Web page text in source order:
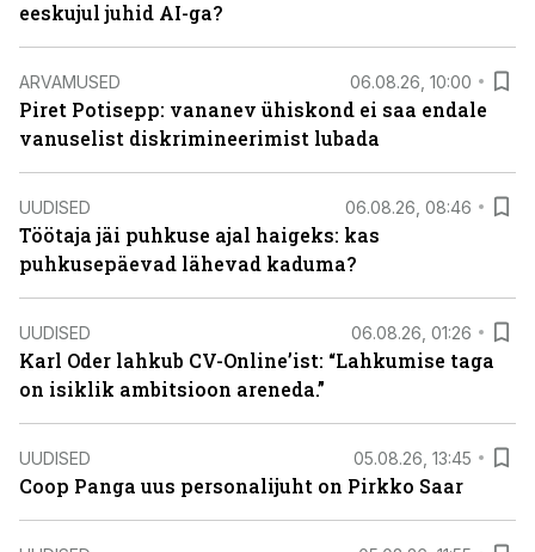
eeskujul juhid AI-ga?
ARVAMUSED 06.08.26, 10:00
Piret Potisepp: vananev ühiskond ei saa endale
vanuselist diskrimineerimist lubada
UUDISED 06.08.26, 08:46
Töötaja jäi puhkuse ajal haigeks: kas
puhkusepäevad lähevad kaduma?
UUDISED 06.08.26, 01:26
Karl Oder lahkub CV-Online’ist: “Lahkumise taga
on isiklik ambitsioon areneda.”
UUDISED 05.08.26, 13:45
Coop Panga uus personalijuht on Pirkko Saar